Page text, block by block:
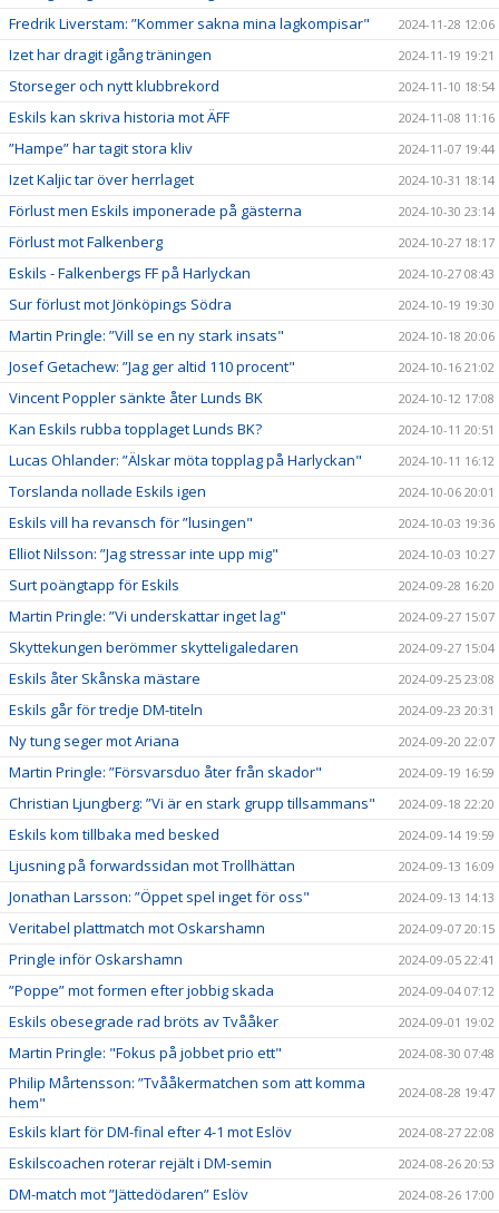
Fredrik Liverstam: ”Kommer sakna mina lagkompisar" 2024-11-28 12:06
Izet har dragit igång träningen 2024-11-19 19:21
Storseger och nytt klubbrekord 2024-11-10 18:54
Eskils kan skriva historia mot ÄFF 2024-11-08 11:16
”Hampe” har tagit stora kliv 2024-11-07 19:44
Izet Kaljic tar över herrlaget 2024-10-31 18:14
Förlust men Eskils imponerade på gästerna 2024-10-30 23:14
Förlust mot Falkenberg 2024-10-27 18:17
Eskils - Falkenbergs FF på Harlyckan 2024-10-27 08:43
Sur förlust mot Jönköpings Södra 2024-10-19 19:30
Martin Pringle: ”Vill se en ny stark insats" 2024-10-18 20:06
Josef Getachew: ”Jag ger altid 110 procent" 2024-10-16 21:02
Vincent Poppler sänkte åter Lunds BK 2024-10-12 17:08
Kan Eskils rubba topplaget Lunds BK? 2024-10-11 20:51
Lucas Ohlander: ”Älskar möta topplag på Harlyckan" 2024-10-11 16:12
Torslanda nollade Eskils igen 2024-10-06 20:01
Eskils vill ha revansch för ”lusingen" 2024-10-03 19:36
Elliot Nilsson: ”Jag stressar inte upp mig" 2024-10-03 10:27
Surt poängtapp för Eskils 2024-09-28 16:20
Martin Pringle: ”Vi underskattar inget lag" 2024-09-27 15:07
Skyttekungen berömmer skytteligaledaren 2024-09-27 15:04
Eskils åter Skånska mästare 2024-09-25 23:08
Eskils går för tredje DM-titeln 2024-09-23 20:31
Ny tung seger mot Ariana 2024-09-20 22:07
Martin Pringle: ”Försvarsduo åter från skador" 2024-09-19 16:59
Christian Ljungberg: ”Vi är en stark grupp tillsammans" 2024-09-18 22:20
Eskils kom tillbaka med besked 2024-09-14 19:59
Ljusning på forwardssidan mot Trollhättan 2024-09-13 16:09
Jonathan Larsson: ”Öppet spel inget för oss" 2024-09-13 14:13
Veritabel plattmatch mot Oskarshamn 2024-09-07 20:15
Pringle inför Oskarshamn 2024-09-05 22:41
”Poppe” mot formen efter jobbig skada 2024-09-04 07:12
Eskils obesegrade rad bröts av Tvååker 2024-09-01 19:02
Martin Pringle: "Fokus på jobbet prio ett" 2024-08-30 07:48
Philip Mårtensson: ”Tvååkermatchen som att komma
hem"
2024-08-28 19:47
Eskils klart för DM-final efter 4-1 mot Eslöv 2024-08-27 22:08
Eskilscoachen roterar rejält i DM-semin 2024-08-26 20:53
DM-match mot ”Jättedödaren” Eslöv 2024-08-26 17:00